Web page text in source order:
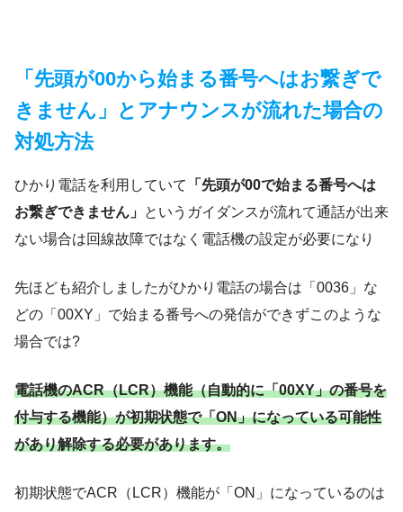
「先頭が00から始まる番号へはお繋ぎで
きません」とアナウンスが流れた場合の
対処方法
ひかり電話を利用していて
「先頭が00で始まる番号へは
お繋ぎできません」 というガイダンスが流れて通話が出来
ない場合は回線故障ではなく電話機の設定が必要になり
先ほども紹介しましたがひかり電話の場合は「0036」な
どの「00XY」で始まる番号への発信ができずこのような
場合では?
電話機のACR（LCR）機能（自動的に「00XY」の番号を
付与する機能）が初期状態で「ON」になっている可能性
があり解除する必要があります。
初期状態でACR（LCR）機能が「ON」になっているのは